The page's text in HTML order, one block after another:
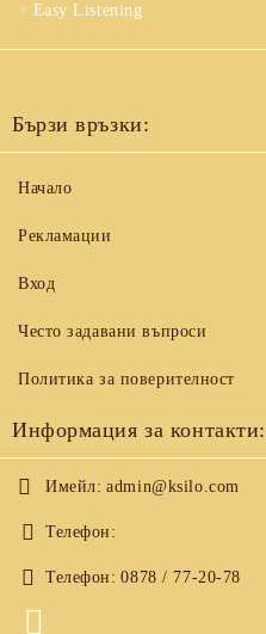
Easy Listening
Бързи връзки:
Начало
Рекламации
Вход
Често задавани въпроси
Политика за поверителност
Информация за контакти:
Имейл: admin@ksilo.com
Телефон:
Телефон: 0878 / 77-20-78